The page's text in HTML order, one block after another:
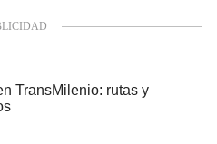
TransMilenio: rutas y